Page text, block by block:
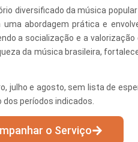
e Tecnologia
Social
a 2024
diversificado da música
abordagem prática e
a socialização e a
da música brasileira,
julho e agosto, sem lista de
períodos indicados.
o Serviço